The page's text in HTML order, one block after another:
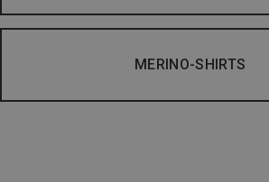
MERINO-SHIRTS